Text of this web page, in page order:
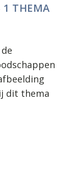
1 THEMA
dit thema